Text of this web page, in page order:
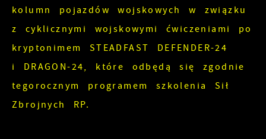
kolumn pojazdów wojskowych w związku
z cyklicznymi wojskowymi ćwiczeniami po
kryptonimem STEADFAST DEFENDER-24
i DRAGON-24, które odbędą się zgodnie
tegorocznym programem szkolenia Sił
Zbrojnych RP.
są przetwarzane w formie zanonimizowanej.
Wyrażenie zgody na analityczne pliki cookies
gwarantuje dostępność wszystkich
funkcjonalności.
aktualności na stronach naszych partnerów.
prezentowania Ci naszych komunikatów na
podstawie analizy Twoich upodobań oraz
Twoich zwyczajów dotyczących przeglądanej
witryny internetowej. Treści promocyjne mogą
Więcej